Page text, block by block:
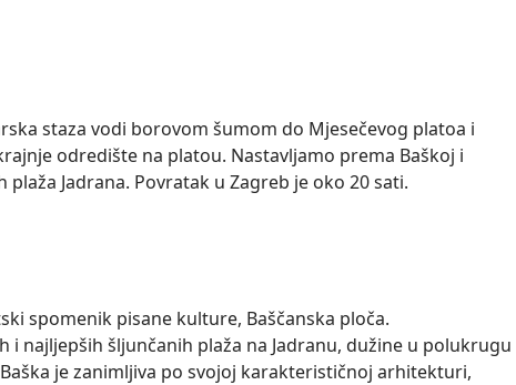
staza vodi borovom šumom do Mjesečevog platoa i
odredište na platou. Nastavljamo prema Baškoj i
Jadrana. Povratak u Zagreb je oko 20 sati.
spomenik pisane kulture, Baščanska ploča.
i najljepših šljunčanih plaža na Jadranu, dužine u polukrugu
je zanimljiva po svojoj karakterističnoj arhitekturi,